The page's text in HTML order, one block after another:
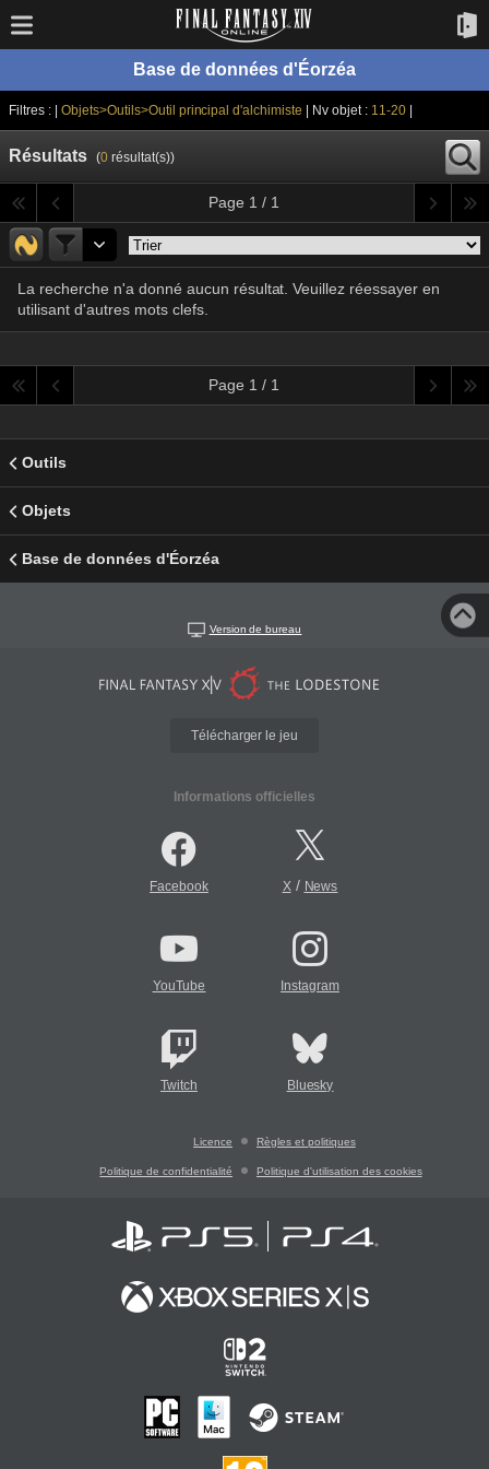
Base de données d'Éorzéa
Filtres : | Objets>Outils>Outil principal d'alchimiste | Nv objet : 11-20|
Résultats (0résultat(s))
Page 1 / 1
La recherche n'a donné aucun résultat. Veuillez réessayer en
utilisant d'autres mots clefs.
Page 1 / 1
Outils
Objets
Base de données d'Éorzéa
Version de bureau
Télécharger le jeu
Informations officielles
Facebook X/ News
YouTube Instagram
Twitch Bluesky
Licence Règles et politiques
Politique de confidentialité Politique d'utilisation des cookies